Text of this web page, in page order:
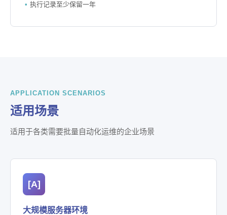
执行记录至少保留一年
APPLICATION SCENARIOS
适用场景
适用于各类需要批量自动化运维的企业场景
[A]
大规模服务器环境